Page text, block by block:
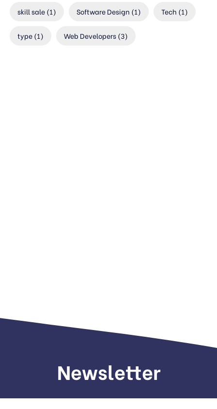
skill sale(1) Software Design (1) Tech (1)
type(1) Web Developers(3)
Newsletter
Sign up to receive weekly deals, valuable